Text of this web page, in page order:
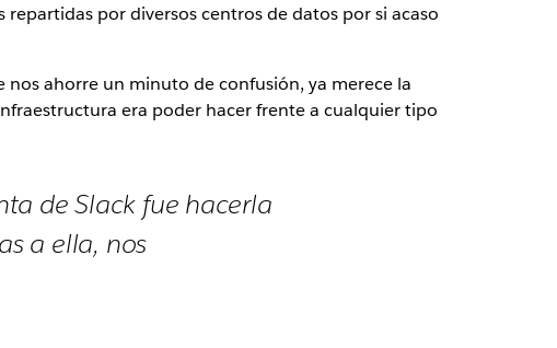
por diversos centros de datos por si acaso
ahorre un minuto de confusión, ya merece la
era poder hacer frente a cualquier tipo
de Slack fue hacerla
a ella, nos